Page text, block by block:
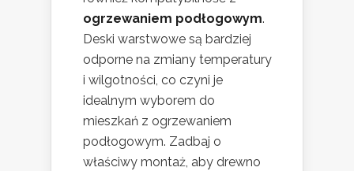
ogrzewaniem podłogowym.
Deski warstwowe są bardziej
odporne na zmiany temperatury
i wilgotności, co czyni je
idealnym wyborem do
mieszkań z ogrzewaniem
podłogowym. Zadbaj o
właściwy montaż, aby drewno